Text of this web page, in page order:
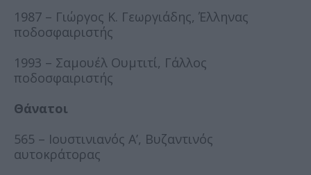
1987 – Γιώργος Κ. Γεωργιάδης, Έλληνας
ποδοσφαιριστής
1993 – Σαμουέλ Ουμτιτί, Γάλλος
ποδοσφαιριστής
Θάνατοι
565 – Ιουστινιανός Α’, Βυζαντινός
αυτοκράτορας